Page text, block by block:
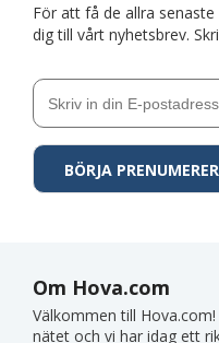
För att få de allra
dig till vårt nyhetsbrev.
Om Hova.com
Välkommen till
nätet och vi har idag ett